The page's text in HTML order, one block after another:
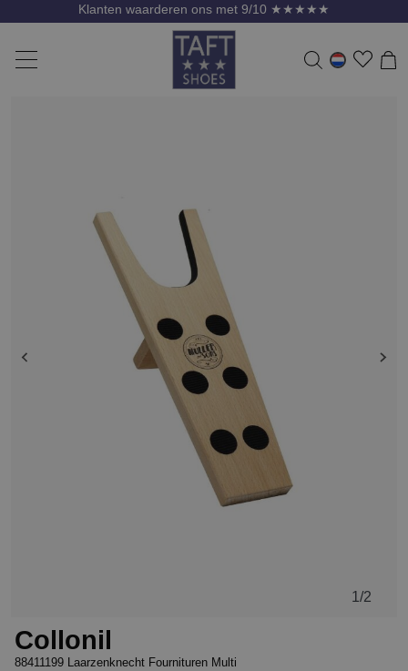
Klanten waarderen ons met 9/10 ★★★★★
1 /2
Collonil
88411199 Laarzenknecht Fournituren Multi